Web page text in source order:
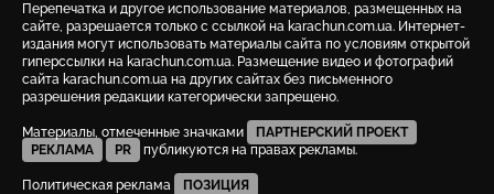
Перепечатка и другое использование материалов, размещенных на
сайте, разрешается только с ссылкой на karachun.com.ua. Интернет-
издания могут использовать материалы сайта по условиям открытой
гиперссылки на karachun.com.ua. Размещение видео и фотографий
сайта karachun.com.ua на других сайтах без письменного
разрешения редакции категорически запрещено.
Материалы, отмеченные значками
ПАРТНЕРСКИЙ ПРОЕКТ
РЕКЛАМА
PR публикуются на правах рекламы.
Политическая реклама ПОЗИЦИЯ